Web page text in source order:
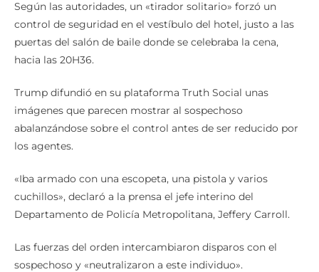
Según las autoridades, un «tirador solitario» forzó un
control de seguridad en el vestíbulo del hotel, justo a las
puertas del salón de baile donde se celebraba la cena,
hacia las 20H36.
Trump difundió en su plataforma Truth Social unas
imágenes que parecen mostrar al sospechoso
abalanzándose sobre el control antes de ser reducido por
los agentes.
«Iba armado con una escopeta, una pistola y varios
cuchillos», declaró a la prensa el jefe interino del
Departamento de Policía Metropolitana, Jeffery Carroll.
Las fuerzas del orden intercambiaron disparos con el
sospechoso y «neutralizaron a este individuo».